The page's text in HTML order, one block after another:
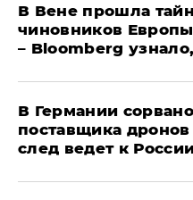
В Вене прошла
чиновников
– Bloomberg
​В Германии
поставщика
след ведет к